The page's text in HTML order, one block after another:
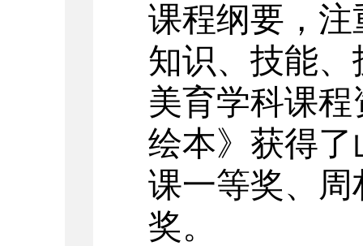
课程纲要，
知识、技能
美育学科课
绘本》获得
课一等奖、
奖。